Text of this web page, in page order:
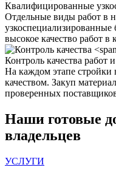
Квалифицированные
Отдельные виды работ в
узкоспециализированные
высокое качество работ в
Контроль качества работ
На каждом этапе стройки
качеством. Закуп
проверенных
Наши готовые
владельцев
УСЛУГИ